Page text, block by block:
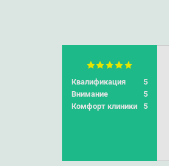
Квалификация
5
Внимание
5
Комфорт клиники
5